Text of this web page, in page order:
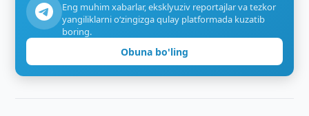
Eng muhim xabarlar, eksklyuziv reportajlar va tezkor
yangiliklarni o‘zingizga qulay platformada kuzatib
boring.
Obuna bo'ling